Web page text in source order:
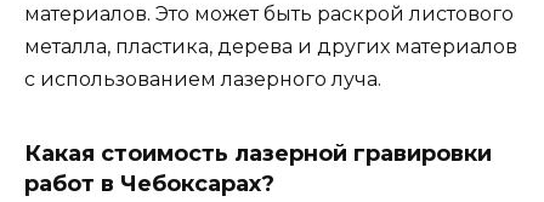
материалов. Это может быть раскрой листового
металла, пластика, дерева и других материалов
с использованием лазерного луча.
Какая стоимость лазерной гравировки
работ в Чебоксарах?